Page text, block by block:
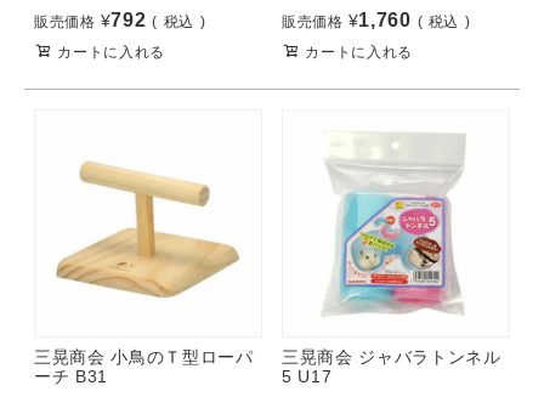
販売価格 ¥792
税込
カートに入れる
販売価格 ¥1,760
税込
カートに入れる
三晃商会 小鳥のＴ型ローパ
ーチ B31
三晃商会 ジャバラトンネル
5 U17